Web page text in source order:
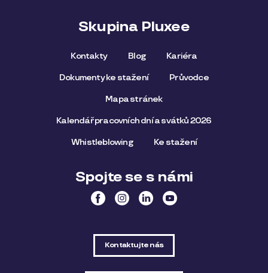
Skupina Pluxee
Kontakty Blog Kariéra
Dokumenty ke stažení Průvodce
Mapa stránek
Kalendář pracovních dní a svátků 2026
Whistleblowing Ke stažení
Spojte se s námi
Kontaktujte nás